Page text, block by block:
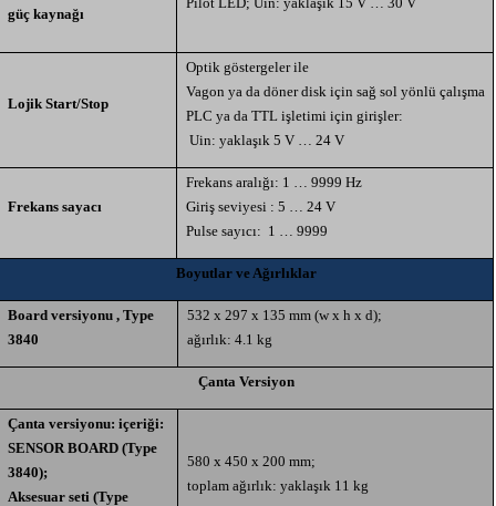
güç kaynağı
Lojik Start/Stop
Optik göstergeler ile
Vagon ya da döner disk için sağ sol yönlü çalışma
PLC ya da TTL işletimi için girişler:
Uin: yaklaşık 5 V … 24 V
Frekans sayacı
Frekans aralığı: 1 … 9999 Hz
Giriş seviyesi : 5 … 24 V
Pulse sayıcı: 1 … 9999
Boyutlar ve Ağırlıklar
Board versiyonu , Type
3840
532 x 297 x 135 mm (w x h x d);
ağırlık: 4.1 kg
Çanta Versiyon
Çanta versiyonu: içeriği:
SENSOR BOARD (Type
3840);
Aksesuar seti (Type
580 x 450 x 200 mm;
toplam ağırlık: yaklaşık 11 kg